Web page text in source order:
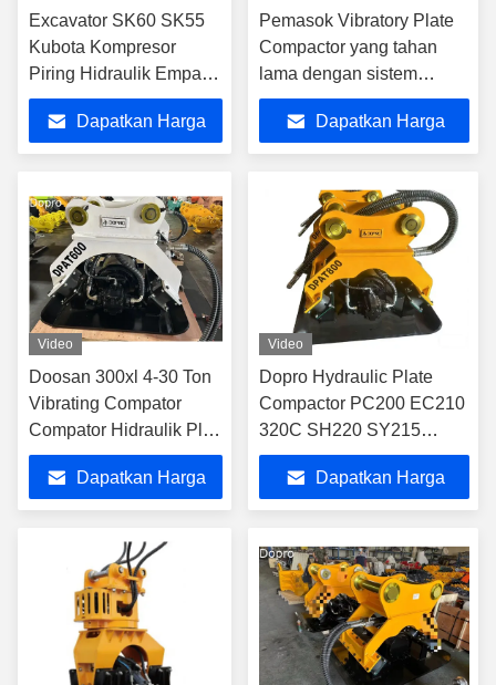
Excavator SK60 SK55
Kubota Kompresor
Piring Hidraulik Empat
Damper Paviliun Beton
Dapatkan Harga
Pemasok Vibratory Plate
Compactor yang tahan
lama dengan sistem
putaran 360°
Dapatkan Harga
Video
Doosan 300xl 4-30 Ton
Vibrating Compator
Compator Hidraulik Plat
untuk Excavator R210
Dapatkan Harga
Video
Dopro Hydraulic Plate
Compactor PC200 EC210
320C SH220 SY215
Untuk Penggali 20 Ton
Dapatkan Harga